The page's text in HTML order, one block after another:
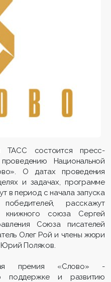
ТАСС состоится пресс-
Национальной
О датах проведения
и задачах, программе
в период с начала запуска
расскажут
книжного союза Сергей
Союза писателей
Олег Рой и члены жюри
Поляков.
премия «Слово» -
поддержке и развитию